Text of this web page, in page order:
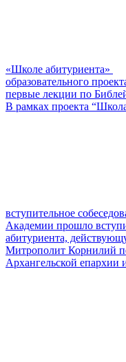
«Школе абитуриента»
образовательного
первые лекции по
В рамках проекта
вступительное
Академии прошло
абитуриента,
Митрополит Корнилий
Архангельской епархии